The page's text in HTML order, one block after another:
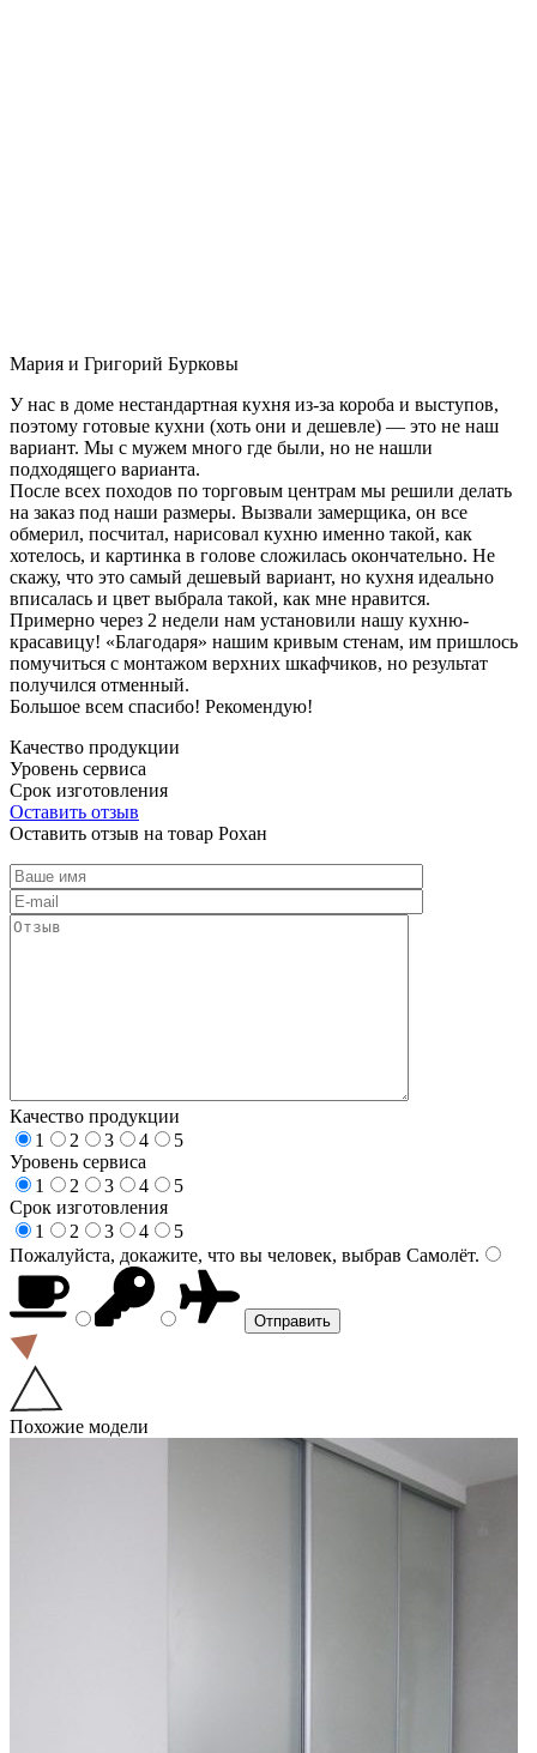
Мария и Григорий Бурковы
У нас в доме нестандартная кухня из-за короба и выступов,
поэтому готовые кухни (хоть они и дешевле) — это не наш
вариант. Мы с мужем много где были, но не нашли
подходящего варианта.
После всех походов по торговым центрам мы решили делать
на заказ под наши размеры. Вызвали замерщика, он все
обмерил, посчитал, нарисовал кухню именно такой, как
хотелось, и картинка в голове сложилась окончательно. Не
скажу, что это самый дешевый вариант, но кухня идеально
вписалась и цвет выбрала такой, как мне нравится.
Примерно через 2 недели нам установили нашу кухню-
красавицу! «Благодаря» нашим кривым стенам, им пришлось
помучиться с монтажом верхних шкафчиков, но результат
получился отменный.
Большое всем спасибо! Рекомендую!
Качество продукции
Уровень сервиса
Срок изготовления
Оставить отзыв
Оставить отзыв на товар Рохан
Качество продукции
1
2 3 4
5
Уровень сервиса
1
2 3 4
5
Срок изготовления
1
2 3 4
5
Пожалуйста, докажите, что вы человек, выбрав Самолёт.
Похожие модели